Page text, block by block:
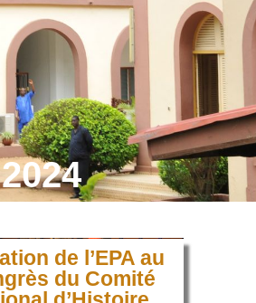
de l’EPA au
du Comité